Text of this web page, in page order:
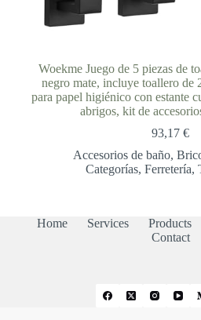
Woekme Juego de 5 piezas de
negro mate, incluye toallero de
para papel higiénico con estante
abrigos, kit de
93,17€
Accesorios de baño,
Categorías,Ferretería,
Home Services Products
Contact